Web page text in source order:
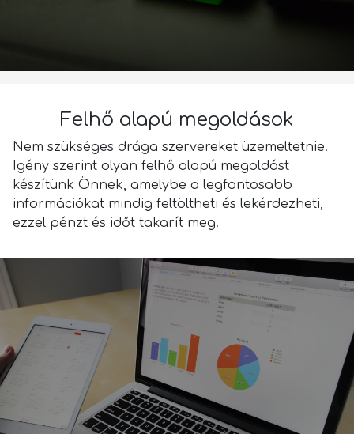
Felhő alapú megoldások
Nem szükséges drága szervereket üzemeltetnie.
Igény szerint olyan felhő alapú megoldást
készítünk Önnek, amelybe a legfontosabb
információkat mindig feltöltheti és lekérdezheti,
ezzel pénzt és időt takarít meg.